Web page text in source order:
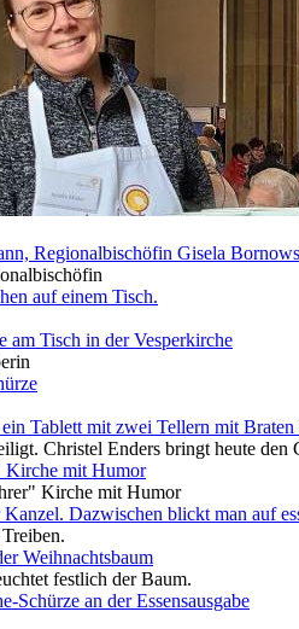
Christel Enders bringt heute den
Kirche mit Humor
festlich der Baum.